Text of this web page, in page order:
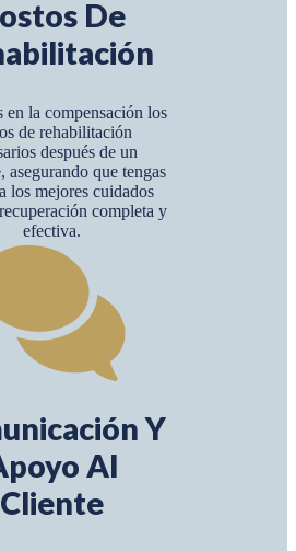
De
en la compensación los
de rehabilitación
después de un
asegurando que tengas
los mejores cuidados
completa y
efectiva.
Y
Al
Cliente